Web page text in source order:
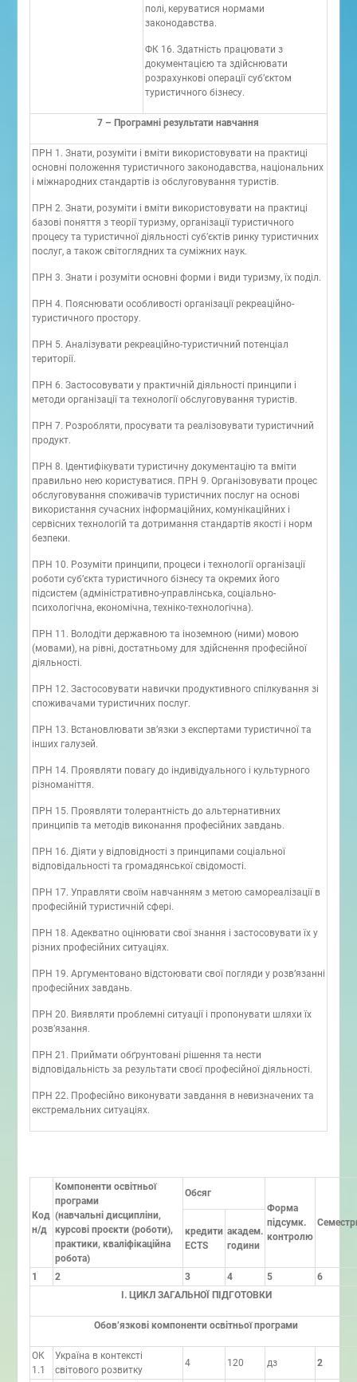
полі, керуватися нормами
законодавства.
ФК 16. Здатність працювати з
документацією та здійснювати
розрахункові операції суб’єктом
туристичного бізнесу.
7 – Програмні результати навчання
ПРН 1. Знати, розуміти і вміти використовувати на практиці
основні положення туристичного законодавства, національних
і міжнародних стандартів із обслуговування туристів.
ПРН 2. Знати, розуміти і вміти використовувати на практиці
базові поняття з теорії туризму, організації туристичного
процесу та туристичної діяльності суб’єктів ринку туристичних
послуг, а також світоглядних та суміжних наук.
ПРН 3. Знати і розуміти основні форми і види туризму, їх поділ.
ПРН 4. Пояснювати особливості організації рекреаційно-
туристичного простору.
ПРН 5. Аналізувати рекреаційно-туристичний потенціал
території.
ПРН 6. Застосовувати у практичній діяльності принципи і
методи організації та технології обслуговування туристів.
ПРН 7. Розробляти, просувати та реалізовувати туристичний
продукт.
ПРН 8. Ідентифікувати туристичну документацію та вміти
правильно нею користуватися. ПРН 9. Організовувати процес
обслуговування споживачів туристичних послуг на основі
використання сучасних інформаційних, комунікаційних і
сервісних технологій та дотримання стандартів якості і норм
безпеки.
ПРН 10. Розуміти принципи, процеси і технології організації
роботи суб’єкта туристичного бізнесу та окремих його
підсистем (адміністративно-управлінська, соціально-
психологічна, економічна, техніко-технологічна).
ПРН 11. Володіти державною та іноземною (ними) мовою
(мовами), на рівні, достатньому для здійснення професійної
діяльності.
ПРН 12. Застосовувати навички продуктивного спілкування зі
споживачами туристичних послуг.
ПРН 13. Встановлювати зв’язки з експертами туристичної та
інших галузей.
ПРН 14. Проявляти повагу до індивідуального і культурного
різноманіття.
ПРН 15. Проявляти толерантність до альтернативних
принципів та методів виконання професійних завдань.
ПРН 16. Діяти у відповідності з принципами соціальної
відповідальності та громадянської свідомості.
ПРН 17. Управляти своїм навчанням з метою самореалізації в
професійній туристичній сфері.
ПРН 18. Адекватно оцінювати свої знання і застосовувати їх у
різних професійних ситуаціях.
ПРН 19. Аргументовано відстоювати свої погляди у розв’язанні
професійних завдань.
ПРН 20. Виявляти проблемні ситуації і пропонувати шляхи їх
розв’язання.
ПРН 21. Приймати обґрунтовані рішення та нести
відповідальність за результати своєї професійної діяльності.
ПРН 22. Професійно виконувати завдання в невизначених та
екстремальних ситуаціях.
Код
н/д
Компоненти освітньої
програми
(навчальні дисципліни,
курсові проєкти (роботи),
практики, кваліфікаційна
робота)
Обсяг
Форма
підсумк.
контролю
кредити
ECTS
академ.
години
1 2 3 4 5
6
І. ЦИКЛ ЗАГАЛЬНОЇ ПІДГОТОВКИ
Обов’язкові компоненти освітньої програми
ОК
1.1
Україна в контексті
світового розвитку
4 120 дз 2